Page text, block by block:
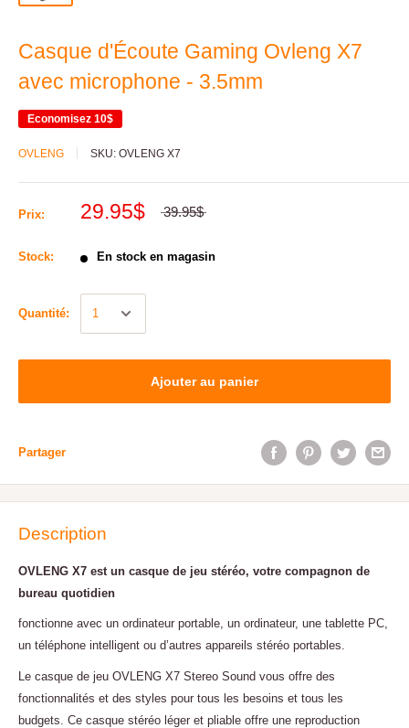
Casque d'Écoute Gaming Ovleng X7
avec microphone - 3.5mm
Economisez 10$
OVLENG SKU: OVLENG X7
Prix: 29.95$ 39.95$
Stock: En stock en magasin
Quantité:
Ajouter au panier
Partager
Description
OVLENG X7 est un casque de jeu stéréo, votre compagnon de
bureau quotidien
fonctionne avec un ordinateur portable, un ordinateur, une tablette PC,
un téléphone intelligent ou d’autres appareils stéréo portables.
Le casque de jeu OVLENG X7 Stereo Sound vous offre des
fonctionnalités et des styles pour tous les besoins et tous les
budgets. Ce casque stéréo léger et pliable offre une reproduction